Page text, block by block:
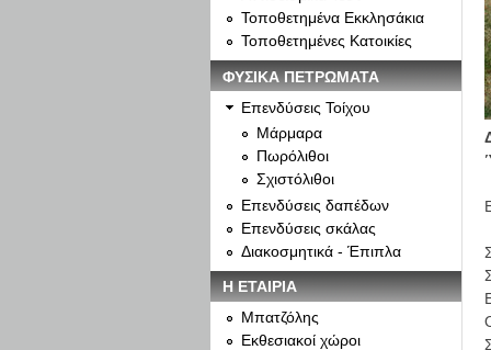
Τοποθετημένα Εκκλησάκια
Τοποθετημένες Κατοικίες
ΦΥΣΙΚΑ ΠΕΤΡΩΜΑΤΑ
Επενδύσεις Τοίχου
Μάρμαρα
Πωρόλιθοι
Σχιστόλιθοι
Επενδύσεις δαπέδων
Επενδύσεις σκάλας
Διακοσμητικά - Έπιπλα
Η ΕΤΑΙΡΙΑ
Μπατζόλης
Εκθεσιακοί χώροι